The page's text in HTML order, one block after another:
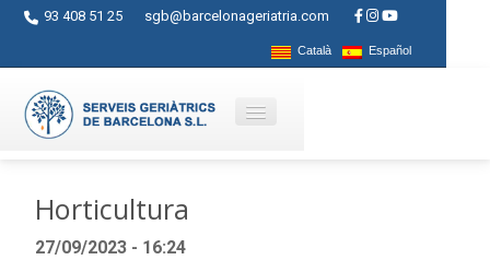
93 408 51 25 sgb@barcelonageriatria.com
Català Español
Serveis
Horticultura
27/09/2023 - 16:24